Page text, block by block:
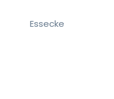
Essecke